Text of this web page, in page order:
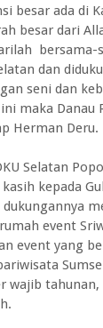
besar ada di
besar dari
bersama-
dan
seni dan
maka Danau
Herman Deru.
Selatan
kepada
event
event yang
wajib